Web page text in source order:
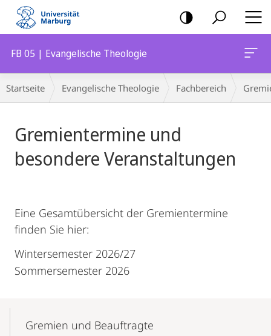
Mobile-
Navigation
FB 05 | Evangelische Theologie
Breadcrumb-
Navigation
Startseite Evangelische Theologie Fachbereich
Gremientermine und
besondere Veranstaltungen
Eine Gesamtübersicht der Gremientermine
finden Sie hier:
Wintersemester 2026/27
Sommersemester 2026
NavigationGremien und Beauftragte